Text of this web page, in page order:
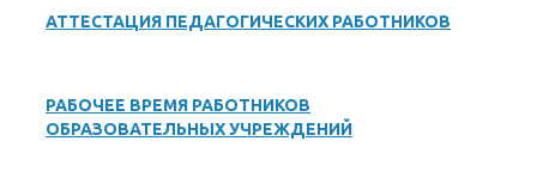
АТТЕСТАЦИЯ ПЕДАГОГИЧЕСКИХ РАБОТНИКОВ
РАБОЧЕЕ ВРЕМЯ РАБОТНИКОВ
ОБРАЗОВАТЕЛЬНЫХ УЧРЕЖДЕНИЙ